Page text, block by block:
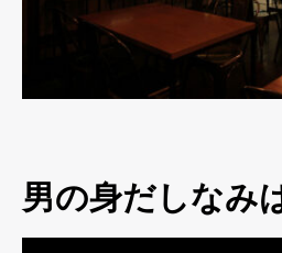
男の身だしなみ